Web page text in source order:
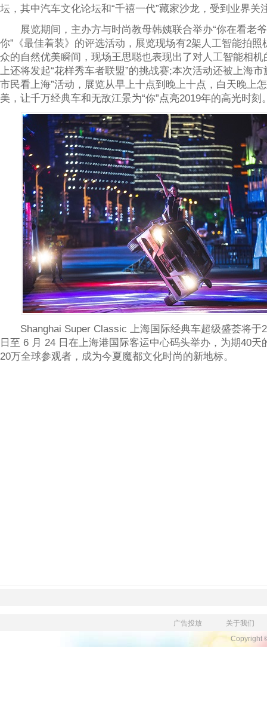
坛，其中汽车文化论坛和“千禧一代”藏家沙龙，受到业界关
展览期间，主办方与时尚教母韩姨联合举办“你在看老
你”《最佳着装》的评选活动，展览现场有2架人工智能拍照
众的自然优美瞬间，现场王思聪也表现出了对人工智能相
上还将发起“花样秀车者联盟”的挑战赛;本次活动还被上海
市民看上海”活动，展览从早上十点到晚上十点，白天晚上
美，让千万经典车和无敌江景为“你”点亮2019年的高光时刻
Shanghai Super Classic 上海国际经典车超级盛荟将于
日至 6 月 24 日在上海港国际客运中心码头举办，为期40天
20万全球参观者，成为今夏魔都文化时尚的新地标。
广告投放
关于我们
Copyright